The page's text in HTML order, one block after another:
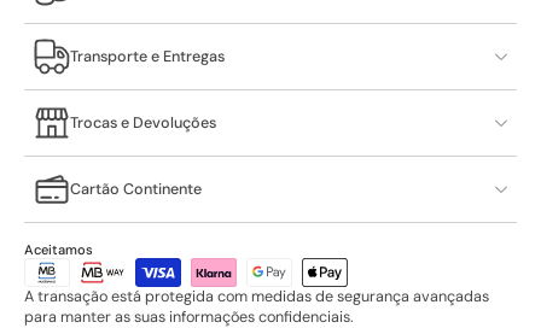
Transporte e Entregas
Trocas e Devoluções
Cartão Continente
Aceitamos
A transação está protegida com medidas de segurança avançadas
para manter as suas informações confidenciais.